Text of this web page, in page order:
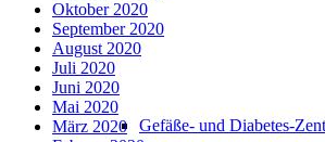
Gefäße- und Diabetes-
Oktober 2020
September 2020
August 2020
Juli 2020
Juni 2020
Mai 2020
März 2020